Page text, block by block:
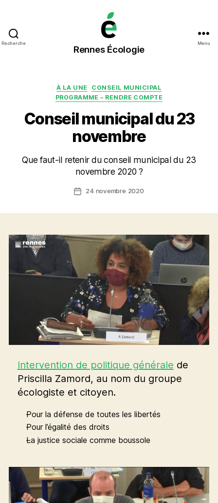
Recherche
Rennes
Écologie
Rennes Écologie
Menu
Catégories
À LA UNE
CONSEIL MUNICIPAL
PROGRAMME – RENDRE COMPTE
Conseil municipal du 23
novembre
Que faut-il retenir du conseil municipal du 23
novembre 2020 ?
Date24 novembre 2020
Intervention de politique générale de
Priscilla Zamord, au nom du groupe
écologiste et citoyen.
Pour la défense de toutes les libertés
Pour l’égalité des droits
La justice sociale comme boussole